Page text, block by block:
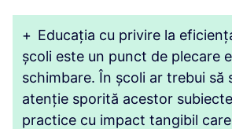
+ Educația cu privire la
școli este un punct de plecare
schimbare. În școli ar trebui să
atenție sporită acestor
practice cu impact tangibil